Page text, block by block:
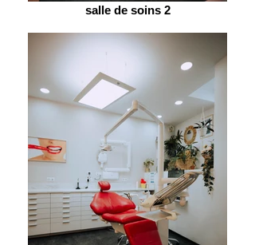
salle de soins 2